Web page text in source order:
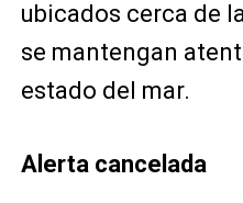
ubicados cerca de
se mantengan
estado del mar.
Alerta cancelada